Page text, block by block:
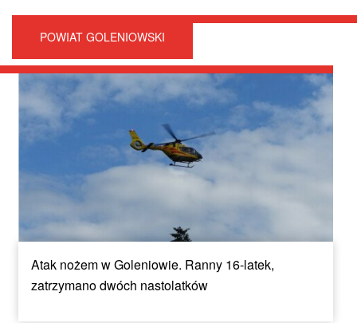
POWIAT GOLENIOWSKI
Atak nożem w Goleniowie. Ranny 16-latek,
zatrzymano dwóch nastolatków